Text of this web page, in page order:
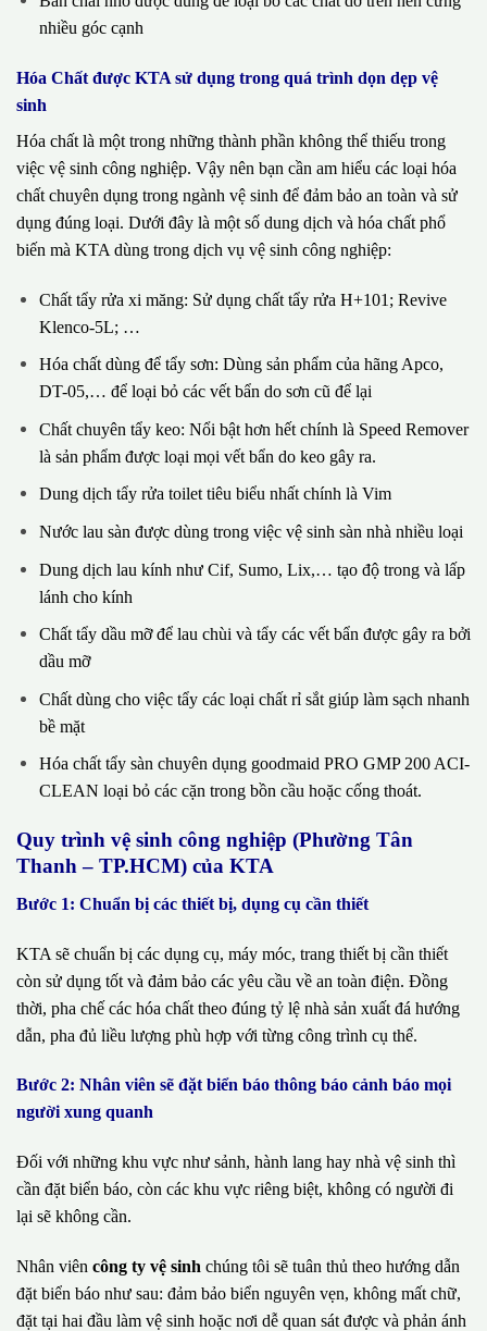
nhiều góc cạnh
Hóa Chất được KTA sử dụng trong quá trình dọn dẹp vệ
sinh
Hóa chất là một trong những thành phần không thể thiếu trong
việc vệ sinh công nghiệp. Vậy nên bạn cần am hiểu các loại hóa
chất chuyên dụng trong ngành vệ sinh để đảm bảo an toàn và sử
dụng đúng loại. Dưới đây là một số dung dịch và hóa chất phổ
biến mà KTA dùng trong dịch vụ vệ sinh công nghiệp:
Chất tẩy rửa xi măng: Sử dụng chất tẩy rửa H+101; Revive
Klenco-5L; …
Hóa chất dùng để tẩy sơn: Dùng sản phẩm của hãng Apco,
DT-05,… để loại bỏ các vết bẩn do sơn cũ để lại
Chất chuyên tẩy keo: Nổi bật hơn hết chính là Speed Remover
là sản phẩm được loại mọi vết bẩn do keo gây ra.
Dung dịch tẩy rửa toilet tiêu biểu nhất chính là Vim
Nước lau sàn được dùng trong việc vệ sinh sàn nhà nhiều loại
Dung dịch lau kính như Cif, Sumo, Lix,… tạo độ trong và lấp
lánh cho kính
Chất tẩy dầu mỡ để lau chùi và tẩy các vết bẩn được gây ra bởi
dầu mỡ
Chất dùng cho việc tẩy các loại chất rỉ sắt giúp làm sạch nhanh
bề mặt
Hóa chất tẩy sàn chuyên dụng goodmaid PRO GMP 200 ACI-
CLEAN loại bỏ các cặn trong bồn cầu hoặc cống thoát.
Quy trình vệ sinh công nghiệp (Phường Tân
Thanh – TP.HCM) của KTA
Bước 1: Chuẩn bị các thiết bị, dụng cụ cần thiết
KTA sẽ chuẩn bị các dụng cụ, máy móc, trang thiết bị cần thiết
còn sử dụng tốt và đảm bảo các yêu cầu về an toàn điện. Đồng
thời, pha chế các hóa chất theo đúng tỷ lệ nhà sản xuất đá hướng
dẫn, pha đủ liều lượng phù hợp với từng công trình cụ thể.
Bước 2: Nhân viên sẽ đặt biển báo thông báo cảnh báo mọi
người xung quanh
Đối với những khu vực như sảnh, hành lang hay nhà vệ sinh thì
cần đặt biển báo, còn các khu vực riêng biệt, không có người đi
lại sẽ không cần.
Nhân viên công ty vệ sinh chúng tôi sẽ tuân thủ theo hướng dẫn
đặt biển báo như sau: đảm bảo biển nguyên vẹn, không mất chữ,
đặt tại hai đầu làm vệ sinh hoặc nơi dễ quan sát được và phản ánh